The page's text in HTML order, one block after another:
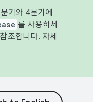
기와 4분기에
를 사용하세
조합니다. 자세